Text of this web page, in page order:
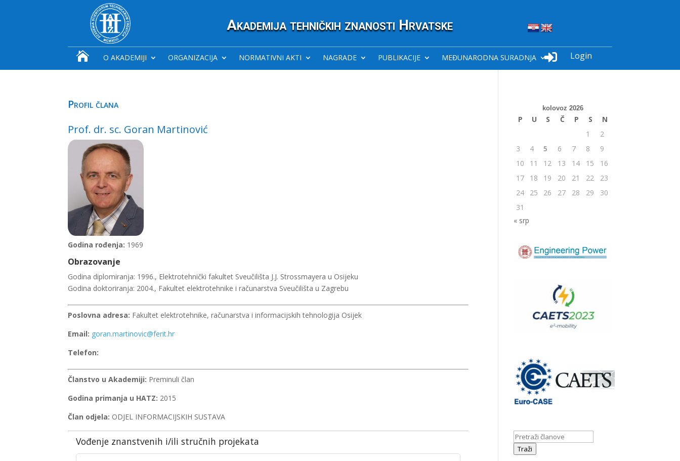
Akademija tehničkih znanosti Hrvatske
 O AKADEMIJI ORGANIZACIJA NORMATIVNI AKTI NAGRADE PUBLIKACIJE MEĐUNARODNA SURADNJA  Login
Profil člana
Prof. dr. sc. Goran Martinović
Godina rođenja: 1969
Obrazovanje
Godina diplomiranja: 1996., Elektrotehnički fakultet Sveučilišta J.J. Strossmayera u Osijeku
Godina doktoriranja: 2004., Fakultet elektrotehnike i računarstva Sveučilišta u Zagrebu
Poslovna adresa: Fakultet elektrotehnike, računarstva i informacijskih tehnologija Osijek
Email: goran.martinovic@ferit.hr
Telefon:
Članstvo u Akademiji: Preminuli član
Godina primanja u HATZ: 2015
Član odjela: ODJEL INFORMACIJSKIH SUSTAVA
Vođenje znanstvenih i/ili stručnih projekata
kolovoz 2026
P U S Č P S
N
1
2
3
4 5 6 7 8
9
10
11 12 13 14 15
16
17
18 19 20 21 22
23
24
25 26 27 28 29
30
31
« srp
Traži